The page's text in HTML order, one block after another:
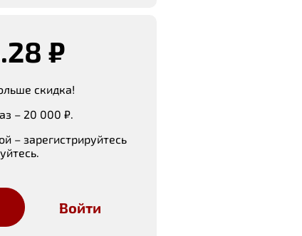
₽
скидка!
– 20 000 ₽.
– зарегистрируйтесь
Войти